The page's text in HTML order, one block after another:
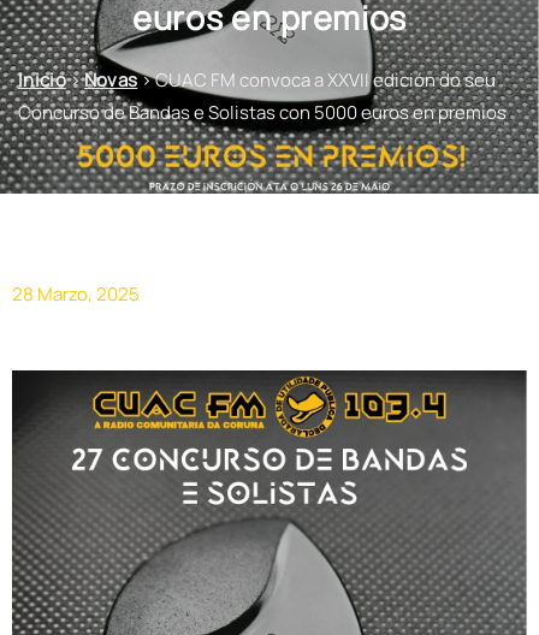
euros en premios
Inicio>Novas>CUAC FM convoca a XXVII edición do seu
Concurso de Bandas e Solistas con 5000 euros en premios
28 Marzo, 2025